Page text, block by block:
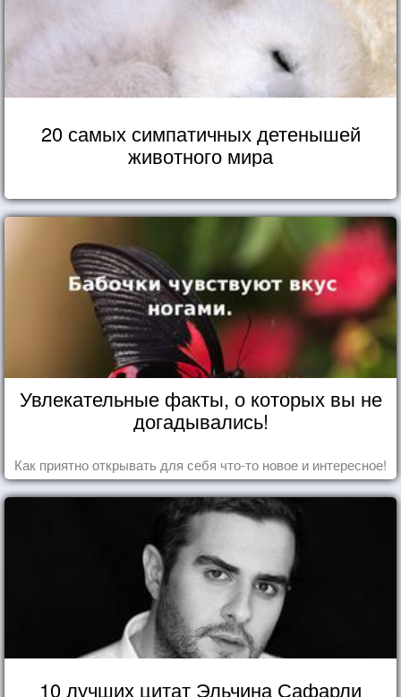
20 самых симпатичных детенышей
животного мира
Увлекательные факты, о которых вы не
догадывались!
Как приятно открывать для себя что-то новое и интересное!
10 лучших цитат Эльчина Сафарли